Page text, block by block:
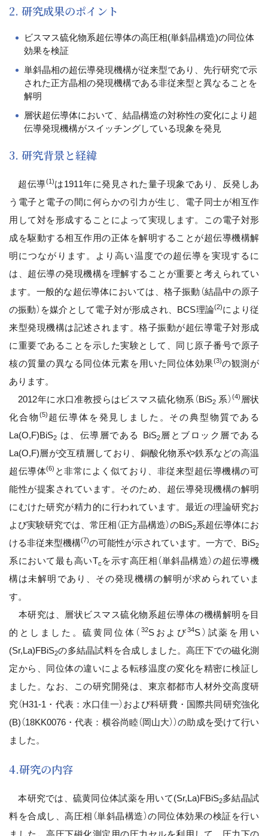
2. 研究成果のポイント
ビスマス硫化物系超伝導体の高圧相(単斜晶構造)の同位体
効果を検証
単斜晶相の超伝導発現機構が従来型であり、先行研究で示
された正方晶相の発現機構である非従来型と異なることを
解明
層状超伝導体において、結晶構造の対称性の変化により超
伝導発現機構がスイッチングしている現象を発見
3. 研究背景と経緯
超伝導(1)は1911年に発見された量子現象であり、反発しあ
う電子と電子の間に何らかの引力が生じ、電子同士が相互作
用して対を形成することによって実現します。この電子対形
成を駆動する相互作用の正体を解明することが超伝導機構解
明につながります。より高い温度での超伝導を実現するに
は、超伝導の発現機構を理解することが重要と考えられてい
ます。一般的な超伝導体においては、格子振動（結晶中の原子
の振動）を媒介として電子対が形成され、BCS理論(2)により従
来型発現機構は記述されます。格子振動が超伝導電子対形成
に重要であることを示した実験として、同じ原子番号で原子
核の質量の異なる同位体元素を用いた同位体効果(3)の観測が
あります。
2012年に水口准教授らはビスマス硫化物系（BiS2 系）(4) 層状
化合物 (5) 超伝導体を発見しました。その典型物質である
La(O,F)BiS2 は、伝導層である BiS2層とブロック層である
La(O,F)層が交互積層しており、銅酸化物系や鉄系などの高温
超伝導体(6) と非常によく似ており、非従来型超伝導機構の可
能性が提案されています。そのため、超伝導発現機構の解明
にむけた研究が精力的に行われています。最近の理論研究お
よび実験研究では、常圧相（正方晶構造）のBiS2系超伝導体にお
ける非従来型機構(7)の可能性が示されています。一方で、BiS2
系において最も高いTc を示す高圧相（単斜晶構造）の超伝導機
構は未解明であり、その発現機構の解明が求められていま
す。
本研究は、層状ビスマス硫化物系超伝導体の機構解明を目
的としました。硫黄同位体（ 32Sおよび34S）試薬を用い
(Sr,La)FBiS2の多結晶試料を合成しました。高圧下での磁化測
定から、同位体の違いによる転移温度の変化を精密に検証し
ました。なお、この研究開発は、東京都都市人材外交高度研
究（H31-1・代表：水口佳一）および科研費・国際共同研究強化
(B)（18KK0076・代表：横谷尚睦（岡山大））の助成を受けて行い
ました。
4.研究の内容
本研究では、硫黄同位体試薬を用いて(Sr,La)FBiS2多結晶試
料を合成し、高圧相（単斜晶構造）の同位体効果の検証を行い
ました。高圧下磁化測定用の圧力セルを利用して、圧力下の